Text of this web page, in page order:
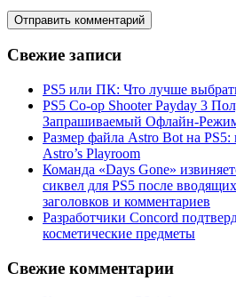
Свежие записи
PS5 или ПК: Что лучше
PS5 Co-op Shooter Payday 3
Запрашиваемый Офлайн-
Размер файла Astro Bot на PS5:
Astro’s Playroom
Команда «Days Gone»
сиквел для PS5 после
заголовков и комментариев
Разработчики Concord
косметические предметы
Свежие комментарии